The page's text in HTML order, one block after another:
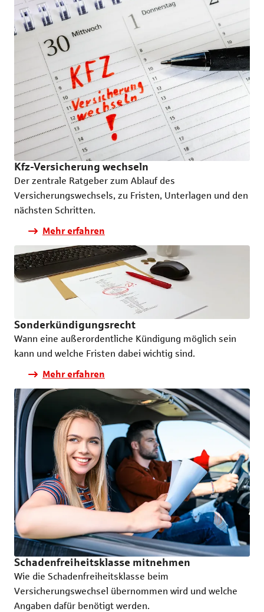
Kfz-Versicherung wechseln
Der zentrale Ratgeber zum Ablauf des
Versicherungswechsels, zu Fristen, Unterlagen und den
nächsten Schritten.
Mehr erfahren
Sonderkündigungsrecht
Wann eine außerordentliche Kündigung möglich sein
kann und welche Fristen dabei wichtig sind.
Mehr erfahren
Schadenfreiheitsklasse mitnehmen
Wie die Schadenfreiheitsklasse beim
Versicherungswechsel übernommen wird und welche
Angaben dafür benötigt werden.